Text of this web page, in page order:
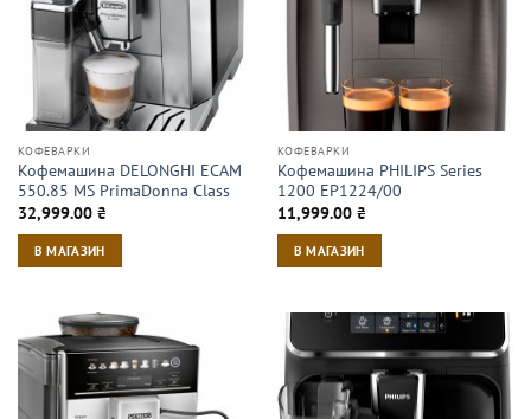
КОФЕВАРКИ
Кофемашина DELONGHI ECAM
550.85 MS PrimaDonna Class
32,999.00 ₴
В МАГАЗИН
КОФЕВАРКИ
Кофемашина PHILIPS Series
1200 EP1224/00
11,999.00 ₴
В МАГАЗИН